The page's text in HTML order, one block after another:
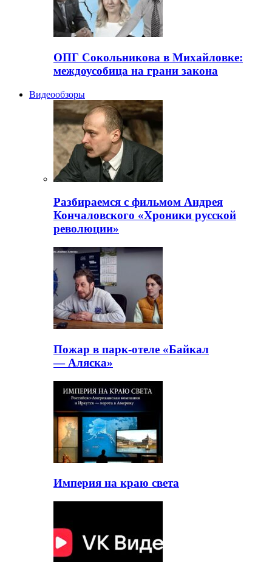
ОПГ Сокольникова в Михайловке:
междоусобица на грани закона
Видеообзоры
Разбираемся с фильмом Андрея
Кончаловского «Хроники русской
революции»
Пожар в парк-отеле «Байкал
— Аляска»
Империя на краю света